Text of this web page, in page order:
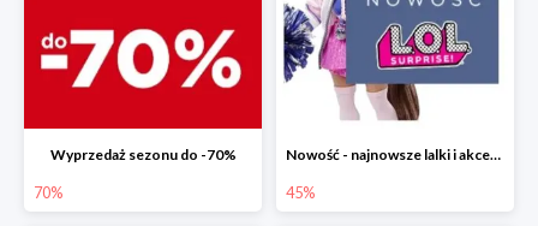
Wyprzedaż sezonu do -70%
70%
Nowość - najnowsze lalki i akcesoria L.O.L. w 5.10.15 do -45%
45%